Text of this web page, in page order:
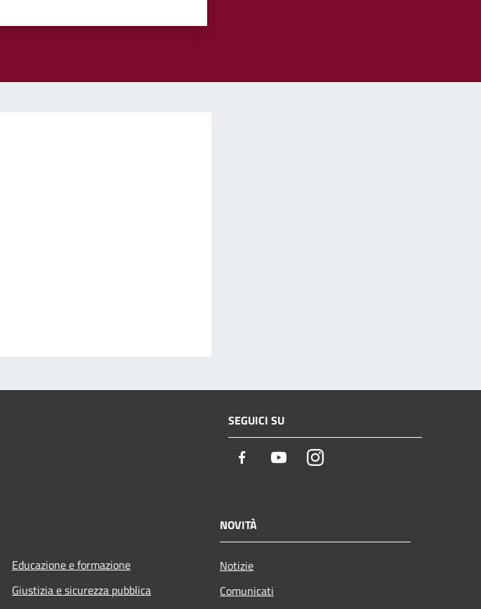
SEGUICI SU
Facebook YoutubeInstagram
Educazione e formazione
Giustizia e sicurezza pubblica
NOVITÀ
Notizie
Comunicati